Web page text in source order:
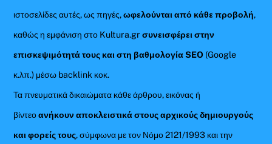
ιστοσελίδες αυτές, ως πηγές,ωφελούνται από κάθε προβολή,
καθώς η εμφάνιση στο Kultura.gr συνεισφέρει στην
επισκεψιμότητά τους και στη βαθμολογία SEO (Google
κ.λπ.) μέσω backlink κοκ.
Τα πνευματικά δικαιώματα κάθε άρθρου, εικόνας ή
βίντεοανήκουν αποκλειστικά στους αρχικούς δημιουργούς
και φορείς τους, σύμφωνα με τον Νόμο 2121/1993 και την